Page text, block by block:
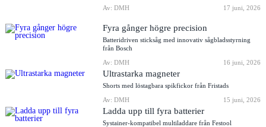
Av: DMH
17 juni, 2026
Fyra gånger högre precision
Batteridriven sticksåg med innovativ sågbladsstyrning
från Bosch
Av: DMH
16 juni, 2026
Ultrastarka magneter
Shorts med löstagbara spikfickor från Fristads
Av: DMH
15 juni, 2026
Ladda upp till fyra batterier
Systainer-kompatibel multiladdare från Festool